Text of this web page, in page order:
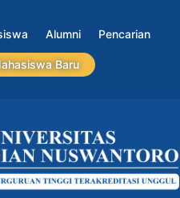
Alumni Pencarian
Baru